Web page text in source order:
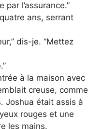
par l’assurance.”
ans, serrant
dis-je. “Mettez
à la maison avec
creuse, comme
Joshua était assis à
rouges et une
les mains.